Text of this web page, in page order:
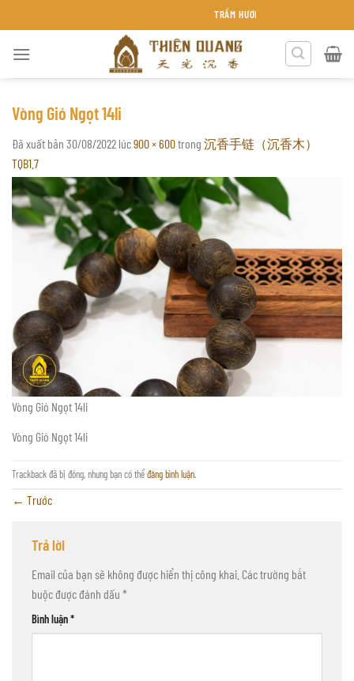
đến
TRẦM HƯƠNG THIÊN QUANG KHÁNH HÒA
Vòng Gió Ngọt 14li
Đã xuất bản 30/08/2022 lúc900 × 600trong 沉香手链（沉香木）
TQB1.7
Vòng Gió Ngọt 14li
Vòng Gió Ngọt 14li
Trackback đã bị đóng, nhưng bạn có thểđăng bình luận.
← Trước
Trả lời
Email của bạn sẽ không được hiển thị công khai. Các trường bắt
buộc được đánh dấu *
Bình luận*